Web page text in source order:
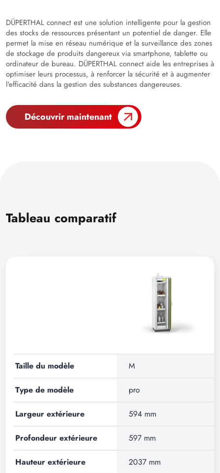
DÜPERTHAL connect est une solution intelligente pour la gestion
des stocks de ressources présentant un potentiel de danger. Elle
permet la mise en réseau numérique et la surveillance des zones
de stockage de produits dangereux via smartphone, tablette ou
ordinateur de bureau. DÜPERTHAL connect aide les entreprises à
optimiser leurs processus, à renforcer la sécurité et à augmenter
l'efficacité dans la gestion des substances dangereuses.
Découvrir maintenant
Tableau comparatif
Taille du modèle M
Type de modèle pro
Largeur extérieure 594 mm
Profondeur extérieure 597 mm
Hauteur extérieure 2037 mm